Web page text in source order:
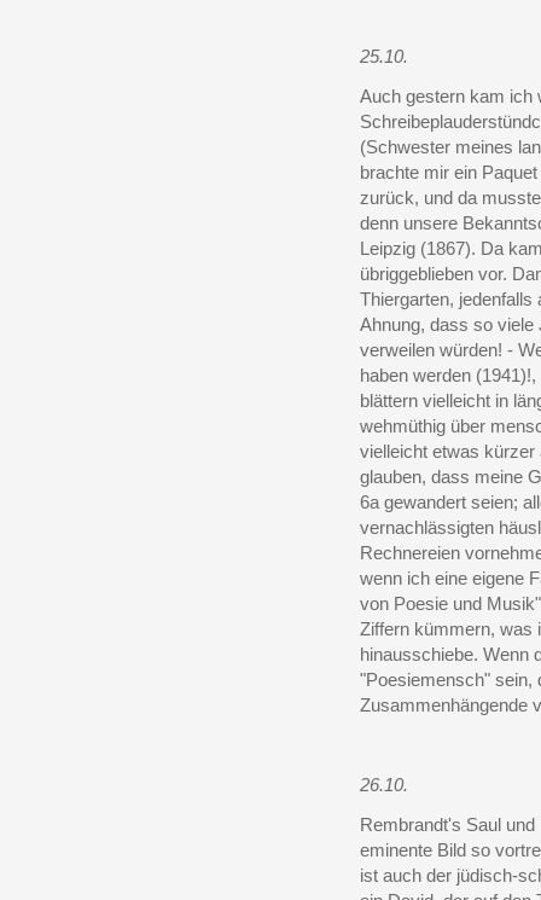
25.10.
Auch gestern kam ich
(Schwester meines
brachte mir ein
zurück, und da
denn unsere
Leipzig (1867). Da
übriggeblieben vor.
Thiergarten,
Ahnung, dass so viele
verweilen würden! -
haben werden
blättern vielleicht in
wehmüthig über
vielleicht etwas kürzer
glauben, dass meine
6a gewandert seien;
vernachlässigten
Rechnereien
wenn ich eine eigene
von Poesie und
Ziffern kümmern, was
hinausschiebe. Wenn
"Poesiemensch" sein,
Zusammenhängende
26.10.
Rembrandt's Saul und
eminente Bild so
ist auch der jüdisch-